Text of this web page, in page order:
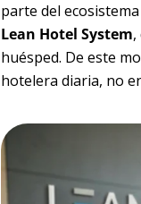
parte del
Lean Hotel System
huésped. De este
hotelera diaria, no